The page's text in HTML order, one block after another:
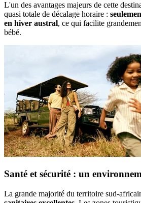
L'un des avantages majeurs de cette
quasi totale de décalage horaire :
en hiver austral, ce qui facilite
bébé.
Santé et sécurité : un
La grande majorité du territoire sud-